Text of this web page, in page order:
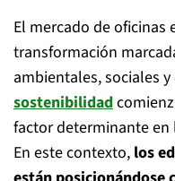
El mercado de oficinas
transformación
ambientales, sociales
sostenibilidad
factor determinante
En este contexto, los